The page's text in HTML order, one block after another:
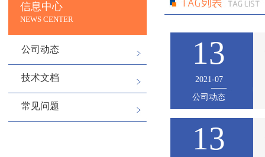
信息中心
NEWS CENTER
公司动态
技术文档
常见问题
13
2021-07
公司动态
13